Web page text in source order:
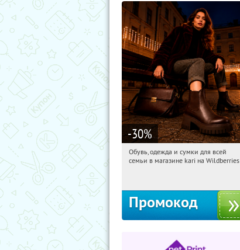
-30%
09:00:42 Получили:
Обувь, одежда и сумки для всей
семьи в магазине kari на Wildberries
Промокод